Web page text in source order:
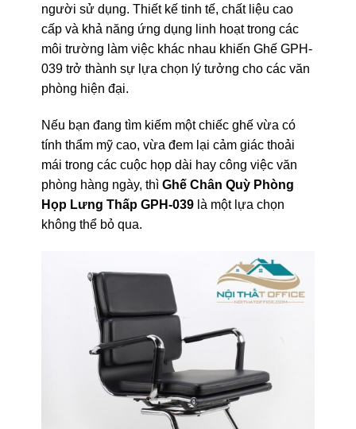
người sử dụng. Thiết kế tinh tế, chất liệu cao
cấp và khả năng ứng dụng linh hoạt trong các
môi trường làm việc khác nhau khiến Ghế GPH-
039 trở thành sự lựa chọn lý tưởng cho các văn
phòng hiện đại.
Nếu bạn đang tìm kiếm một chiếc ghế vừa có
tính thẩm mỹ cao, vừa đem lại cảm giác thoải
mái trong các cuộc họp dài hay công việc văn
phòng hàng ngày, thì Ghế Chân Quỳ Phòng
Họp Lưng Thấp GPH-039là một lựa chọn
không thể bỏ qua.